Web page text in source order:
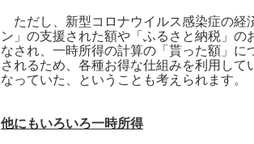
ただし、新型コロナウイルス感染症の経
ン」の支援された額や「ふるさと納税」の
なされ、一時所得の計算の「貰った額」に
されるため、各種お得な仕組みを利用して
なっていた、ということも考えられます。
他にもいろいろ一時所得